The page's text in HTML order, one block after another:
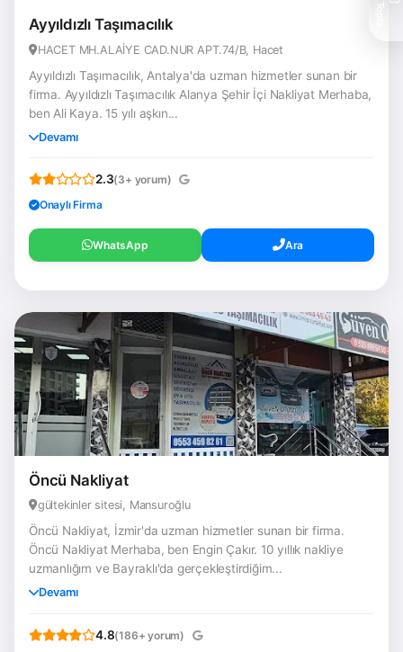
Ayyıldızlı Taşımacılık
HACET MH.ALAİYE CAD.NUR APT.74/B, Hacet
Ayyıldızlı Taşımacılık, Antalya'da uzman hizmetler sunan bir
firma. Ayyıldızlı Taşımacılık Alanya Şehir İçi Nakliyat Merhaba,
ben Ali Kaya. 15 yılı aşkın...
Devamı
2.3(3+ yorum)
Onaylı Firma
WhatsApp Ara
Öncü Nakliyat
gültekinler sitesi, Mansuroğlu
Öncü Nakliyat, İzmir'da uzman hizmetler sunan bir firma.
Öncü Nakliyat Merhaba, ben Engin Çakır. 10 yıllık nakliye
uzmanlığım ve Bayraklı'da gerçekleştirdiğim...
Devamı
4.8(186+ yorum)